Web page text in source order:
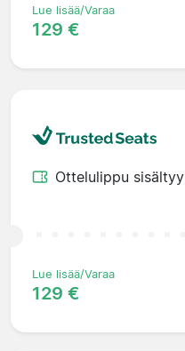
Lue lisää/Varaa
129 €
Ottelulippu sisältyy
Lue lisää/Varaa
129 €